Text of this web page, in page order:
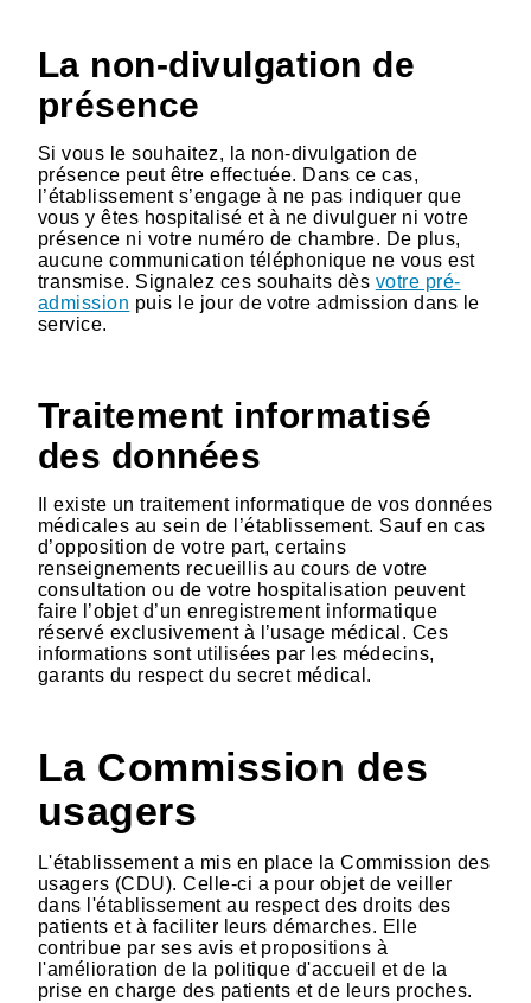
La non-divulgation de
présence
Si vous le souhaitez, la non-divulgation de
présence peut être effectuée. Dans ce cas,
l’établissement s’engage à ne pas indiquer que
vous y êtes hospitalisé et à ne divulguer ni votre
présence ni votre numéro de chambre. De plus,
aucune communication téléphonique ne vous est
transmise. Signalez ces souhaits dès votre pré-
admission puis le jour de votre admission dans le
service.
Traitement informatisé
des données
Il existe un traitement informatique de vos données
médicales au sein de l’établissement. Sauf en cas
d’opposition de votre part, certains
renseignements recueillis au cours de votre
consultation ou de votre hospitalisation peuvent
faire l’objet d’un enregistrement informatique
réservé exclusivement à l’usage médical. Ces
informations sont utilisées par les médecins,
garants du respect du secret médical.
La Commission des
usagers
L'établissement a mis en place la Commission des
usagers (CDU). Celle-ci a pour objet de veiller
dans l'établissement au respect des droits des
patients et à faciliter leurs démarches. Elle
contribue par ses avis et propositions à
l'amélioration de la politique d'accueil et de la
prise en charge des patients et de leurs proches.